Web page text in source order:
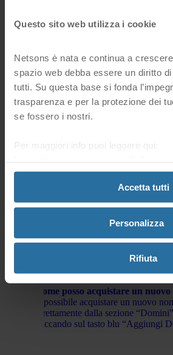
Questo sito web utilizza i cookie
Netsons è nata e continua a
spazio web debba essere un diritto
tutti. Su questa base si fonda
trasparenza e per la protezione dei
se fossero i nostri.
Per maggiori info puoi leggere qui:
Accetta tutti
Personalizza
Rifiuta
No
Dove posso trovare l’elenco dei
Nella sezione “Domini” della tua
di tutti i nomi a dominio registrati.
È possibile visionare lo stato dei
“Domini” della tua Area Clienti.
Dove posso visionare la
Puoi trovare la scadenza del tuoi
Come posso acquistare un
È possibile acquistare un nuovo
direttamente dalla sezione
cliccando sul tasto blu “Aggiungi